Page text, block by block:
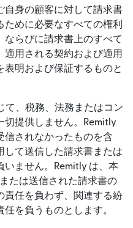
自身の顧客に対して請求書
めに必要なすべての権利
ならびに請求書上のすべて
用される契約および適用
明および保証するものと
て、税務、法務またはコン
切提供しません。Remitly
信されなかったものを含
して送信した請求書または
いません。Remitly は、本
たは送信された請求書の
責任を負わず、関連する紛
を負うものとします。